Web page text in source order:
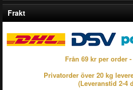
Frakt
Från 69 kr per order
Privatorder över 20 kg
(Leveranstid 2-4